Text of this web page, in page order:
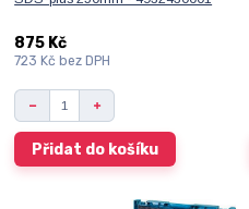
875 Kč
723 Kč bez DPH
Přidat do košíku